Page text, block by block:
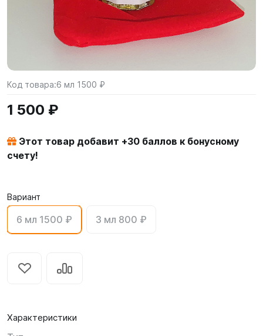
Код товара:6 мл 1500 ₽
1 500 ₽
Этот товар добавит +30 баллов к бонусному
счету!
Вариант
6 мл 1500 ₽ 3 мл 800 ₽
Характеристики